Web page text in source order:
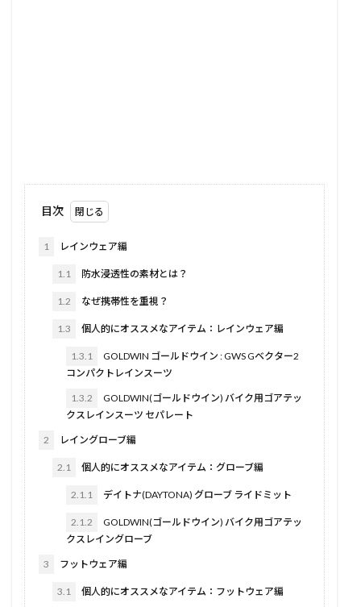
目次
1 レインウェア編
1.1 防水浸透性の素材とは？
1.2 なぜ携帯性を重視？
1.3 個人的にオススメなアイテム：レインウェア編
1.3.1
GOLDWIN ゴールドウイン : GWS Gベクター2
コンパクトレインスーツ
1.3.2
GOLDWIN(ゴールドウイン) バイク用ゴアテッ
クスレインスーツ セパレート
2 レイングローブ編
2.1 個人的にオススメなアイテム：グローブ編
2.1.1 デイトナ(DAYTONA) グローブ ライドミット
2.1.2
GOLDWIN(ゴールドウイン) バイク用ゴアテッ
クスレイングローブ
3 フットウェア編
3.1 個人的にオススメなアイテム：フットウェア編